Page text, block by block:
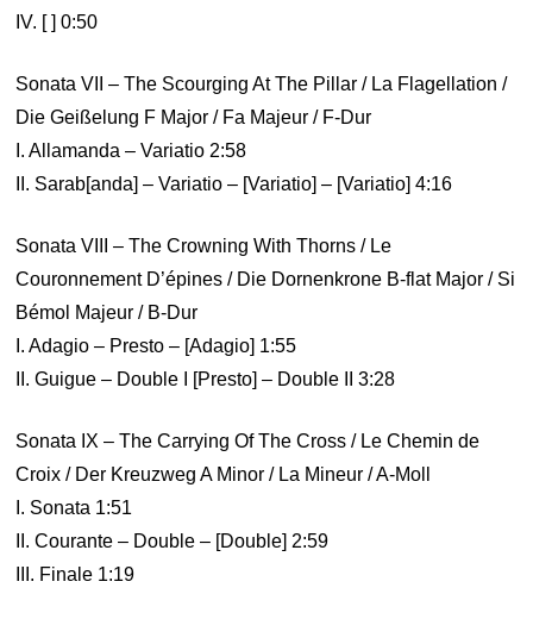
IV. [ ] 0:50
Sonata VII – The Scourging At The Pillar / La Flagellation /
Die Geißelung F Major / Fa Majeur / F-Dur
I. Allamanda – Variatio 2:58
II. Sarab[anda] – Variatio – [Variatio] – [Variatio] 4:16
Sonata VIII – The Crowning With Thorns / Le
Couronnement D’épines / Die Dornenkrone B-flat Major / Si
Bémol Majeur / B-Dur
I. Adagio – Presto – [Adagio] 1:55
II. Guigue – Double I [Presto] – Double II 3:28
Sonata IX – The Carrying Of The Cross / Le Chemin de
Croix / Der Kreuzweg A Minor / La Mineur / A-Moll
I. Sonata 1:51
II. Courante – Double – [Double] 2:59
III. Finale 1:19